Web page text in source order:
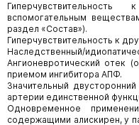
вспомогательным
раздел «Состав»).
Гиперчувствительность к
Наследственный/
Ангионевротический отек
приемом ингибитора АПФ.
Значительный
артерии единственной
Одновременное
содержащими алискирен, у